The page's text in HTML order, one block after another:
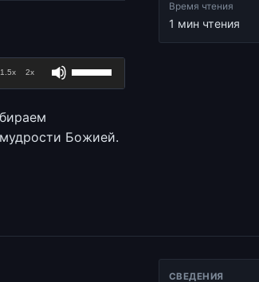
1.5x 2x
клавиши
чтобы
Божией.
Время чтения
1 мин чтения
СВЕДЕНИЯ